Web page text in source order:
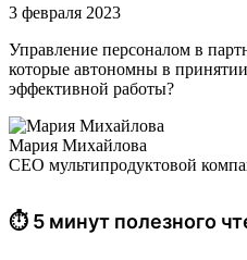
3 февраля 2023
Управление персоналом в
которые автономны в
эффективной работы?
Мария Михайлова
CEO мультипродуктовой
⏱ 5 минут полезного